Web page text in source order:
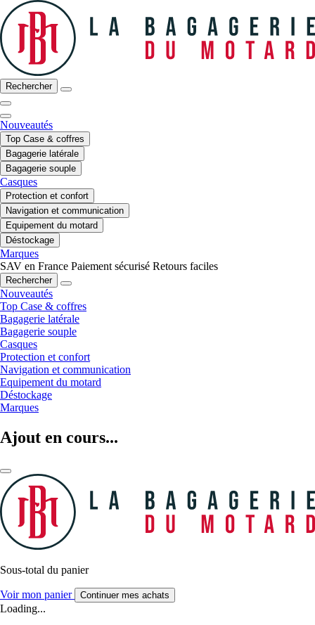
Rechercher
Nouveautés
Top Case & coffres
Bagagerie latérale
Bagagerie souple
Casques
Protection et confort
Navigation et communication
Equipement du motard
Déstockage
Marques
SAV en France Paiement sécurisé Retours faciles
Rechercher
Nouveautés
Top Case & coffres
Bagagerie latérale
Bagagerie souple
Casques
Protection et confort
Navigation et communication
Equipement du motard
Déstockage
Marques
Ajout en cours...
Sous-total du panier
Voir mon panier Continuer mes achats
Loading...